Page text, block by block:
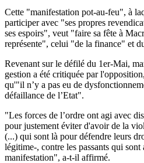
Cette "manifestation pot-au-feu", à
participer avec "ses propres
ses espoirs", veut "faire sa fête à
représente", celui "de la finance" et
Revenant sur le défilé du 1er-Mai,
gestion a été critiquée par
qu'"il n’y a pas eu de
défaillance de l’Etat".
"Les forces de l’ordre ont agi avec
pour justement éviter d'avoir de la
(...) qui sont là pour défendre leurs
légitime-, contre les passants qui sont
manifestation", a-t-il affirmé.